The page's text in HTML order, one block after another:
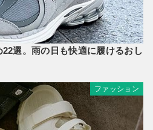
選。雨の日も快適に履けるおし
ファッション